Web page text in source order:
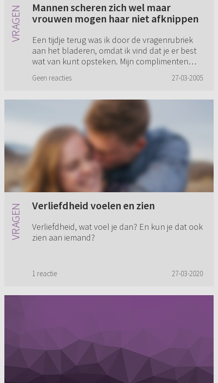
Mannen scheren zich wel maar
vrouwen mogen haar niet afknippen
Een tijdje terug was ik door de vragenrubriek
aan het bladeren, omdat ik vind dat je er best
wat van kunt opsteken. Mijn complimenten
antwoorden die gegeven ...
Geen reacties 27-03-2005
Verliefdheid voelen en zien
Verliefdheid, wat voel je dan? En kun je dat ook
zien aan iemand?
1 reactie 27-03-2020